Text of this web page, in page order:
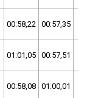
00:58,22 00:57,35
01:01,05 00:57,51
00:58,08 01:00,01